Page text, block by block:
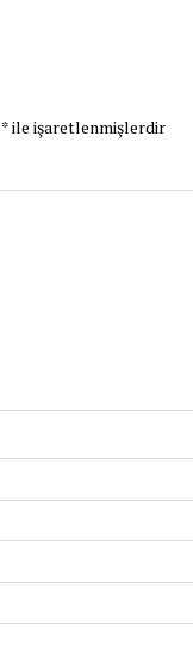
*ile işaretlenmişlerdir